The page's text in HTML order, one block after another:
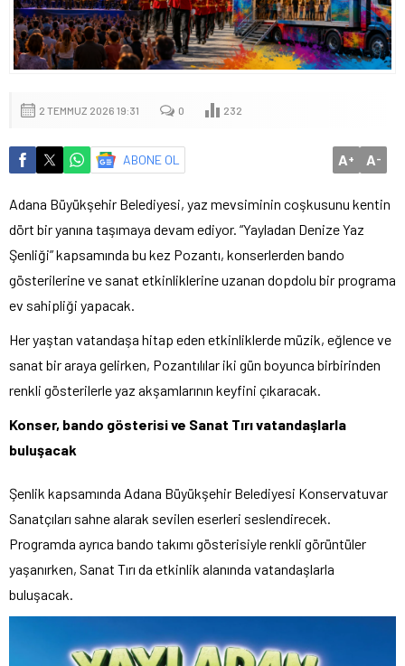
2 TEMMUZ 2026 19:31 0 232
ABONE OL A+ A-
Adana Büyükşehir Belediyesi, yaz mevsiminin coşkusunu kentin
dört bir yanına taşımaya devam ediyor. “Yayladan Denize Yaz
Şenliği” kapsamında bu kez Pozantı, konserlerden bando
gösterilerine ve sanat etkinliklerine uzanan dopdolu bir programa
ev sahipliği yapacak.
Her yaştan vatandaşa hitap eden etkinliklerde müzik, eğlence ve
sanat bir araya gelirken, Pozantılılar iki gün boyunca birbirinden
renkli gösterilerle yaz akşamlarının keyfini çıkaracak.
Konser, bando gösterisi ve Sanat Tırı vatandaşlarla
buluşacak
Şenlik kapsamında Adana Büyükşehir Belediyesi Konservatuvar
Sanatçıları sahne alarak sevilen eserleri seslendirecek.
Programda ayrıca bando takımı gösterisiyle renkli görüntüler
yaşanırken, Sanat Tırı da etkinlik alanında vatandaşlarla
buluşacak.